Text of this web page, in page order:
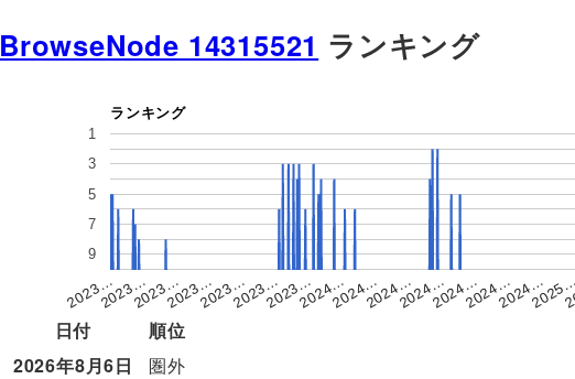
BrowseNode 14315521 ランキング
ランキング
2023…2023…2023…2023…2023…2023…2023…2024…2024…2024…2024…2024…2024…2024…
1
3
5
7
9
日付
順位
2026年8月6日
圏外